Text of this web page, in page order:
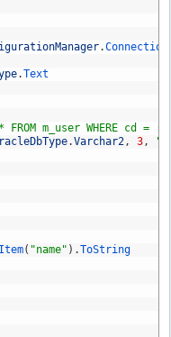
.
.Text
FROM m_user WHERE cd =
.Varchar2 , 3 ,
Item( "name" ) .ToString